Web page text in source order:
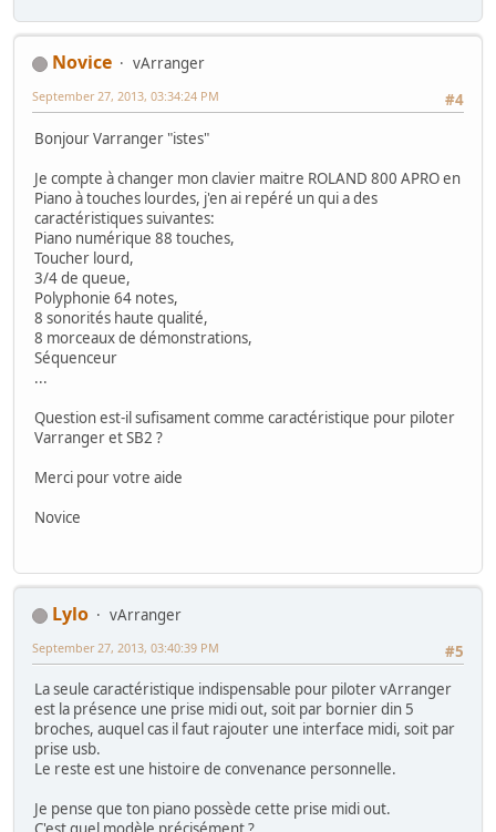
Novice
vArranger
#4
September 27, 2013, 03:34:24 PM
Bonjour Varranger "istes"
Je compte à changer mon clavier maitre ROLAND 800 APRO en
Piano à touches lourdes, j'en ai repéré un qui a des
caractéristiques suivantes:
Piano numérique 88 touches,
Toucher lourd,
3/4 de queue,
Polyphonie 64 notes,
8 sonorités haute qualité,
8 morceaux de démonstrations,
Séquenceur
...
Question est-il sufisament comme caractéristique pour piloter
Varranger et SB2 ?
Merci pour votre aide
Novice
Lylo
vArranger
#5
September 27, 2013, 03:40:39 PM
La seule caractéristique indispensable pour piloter vArranger
est la présence une prise midi out, soit par bornier din 5
broches, auquel cas il faut rajouter une interface midi, soit par
prise usb.
Le reste est une histoire de convenance personnelle.
Je pense que ton piano possède cette prise midi out.